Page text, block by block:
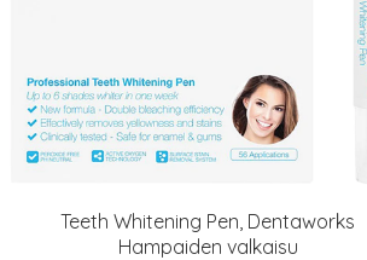
Teeth Whitening Pen, Dentaworks
Hampaiden valkaisu